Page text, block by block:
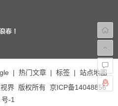
| 热门文章| 标签| 站点地图
界版权所有 京ICP备14048856
号-1